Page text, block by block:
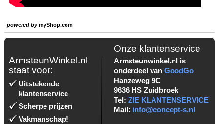
powered bymyShop.com
ArmsteunWinkel.nl
staat voor:
Uitstekende
klantenservice
Scherpe prijzen
Vakmanschap!
Onze klantenservice
Armsteunwinkel.nl is
onderdeel van GoodGo
Hanzeweg 9C
9636 HS Zuidbroek
Tel: ZIE KLANTENSERVICE
Mail: info@concept-s.nl